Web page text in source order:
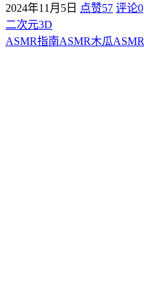
2024年11月5日 点赞57 评论0
二次元3D
ASMR指南ASMR木瓜ASMR